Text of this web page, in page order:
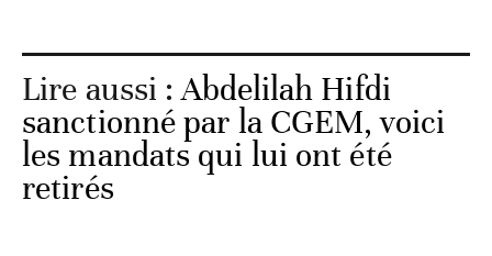
Lire aussi :Abdelilah Hifdi
sanctionné par la CGEM, voici
les mandats qui lui ont été
retirés